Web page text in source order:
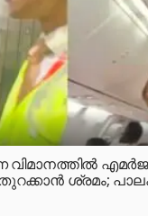
വിമാനത്തിൽ
ശ്രമം;